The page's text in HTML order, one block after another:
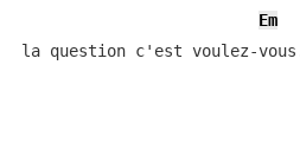
Em
la question c'est voulez-